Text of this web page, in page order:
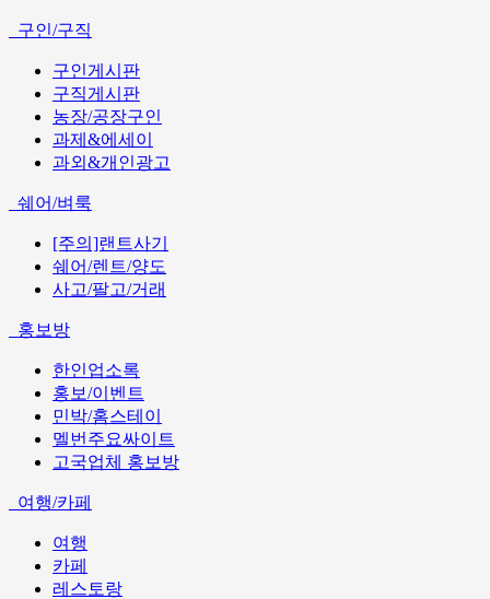
구인/구직
구인게시판
구직게시판
농장/공장구인
과제&에세이
과외&개인광고
쉐어/벼룩
[주의]랜트사기
쉐어/렌트/양도
사고/팔고/거래
홍보방
한인업소록
홍보/이벤트
민박/홈스테이
멜번주요싸이트
고국업체 홍보방
여행/카페
여행
카페
레스토랑